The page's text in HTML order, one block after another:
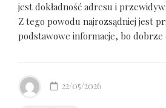
jest dokładność adresu i
Z tego powodu najrozsądniej jest
podstawowe informacje, bo dobrze
22/05/2026